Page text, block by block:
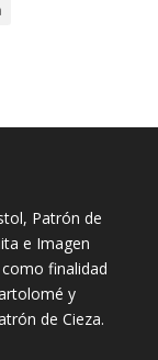
Patrón de
e Imagen
finalidad
y
de Cieza.